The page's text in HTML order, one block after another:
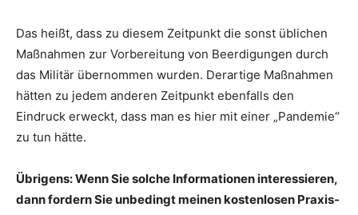
Das heißt, dass zu diesem Zeitpunkt die sonst üblichen
Maßnahmen zur Vorbereitung von Beerdigungen durch
das Militär übernommen wurden. Derartige Maßnahmen
hätten zu jedem anderen Zeitpunkt ebenfalls den
Eindruck erweckt, dass man es hier mit einer „Pandemie“
zu tun hätte.
Übrigens: Wenn Sie solche Informationen interessieren,
dann fordern Sie unbedingt meinen kostenlosen Praxis-